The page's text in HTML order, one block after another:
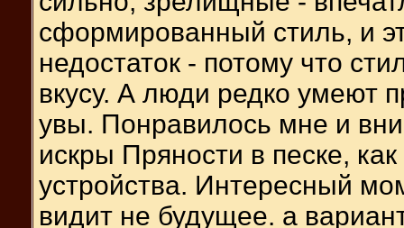
сформированный стиль, и
недостаток - потому что
вкусу. А люди редко умеют
увы. Понравилось мне и
искры Пряности в песке,
устройства. Интересный
видит не будущее. а